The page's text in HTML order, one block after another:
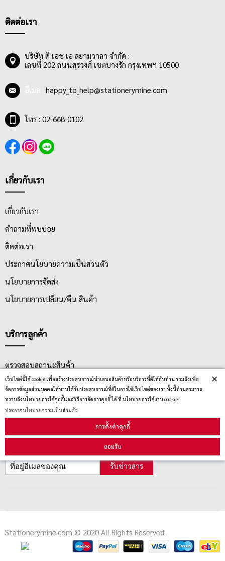
เว็ปไซต์นี้ใช้ cookie เพื่อสร้างประสบการณ์นำเสนอสินค้าหรือบริการที่ดีให้กับท่าน รวมถึงเพื่อ
จัดการข้อมูลส่วนบุคคลให้ท่านได้รับประสบการณ์ที่ดีในการใช้เว็ปไซต์ของเรา ทั้งนี้ท่านสามารถ
ทราบถึงนโยบายการใช้คุกกี้และวิธีการจัดการคุกกี้ ได้ ที่ นโยบายการใช้งาน cookie
ประกาศนโยบายความเป็นส่วนตัว
การตั้งค่าคุกกี้
ยอมรับ
×
ใช้ในการสร้างกราฟ หรือแผนผังต่างๆให้ได้ตามโจทย์คณิตศาสตร์
เจ้าของกิจการจะใช้ในการทำสมุดบัญชีอย่างง่ายๆใช้จดบันทึกเงินเข้า
และออกรายวันได้
ติดต่อเรา
บริษัท ดี เอช เอ สยามวาลา จำกัด :
เลขที่ 202 ถนนสุรวงศ์ เขตบางรัก กรุงเทพฯ 10500
happy_to_help@stationerymine.com
โทร : 02-668-0102
เกี่ยวกับเรา
เกี่ยวกับเรา
คำถามที่พบบ่อย
ติดต่อเรา
ประกาศนโยบายความเป็นส่วนตัว
นโยบายการจัดส่ง
นโยบายการเปลี่ยน/คืน สินค้า
บริการลูกค้า
ตรวจสอบสถานะสินค้า
คู่มือนักช้อป
วิธีลบคุกกี้
สมัครรับข่าวสาร
รับข่าวสาร
Stationerymine.com © 2020 All Rights Reserved.